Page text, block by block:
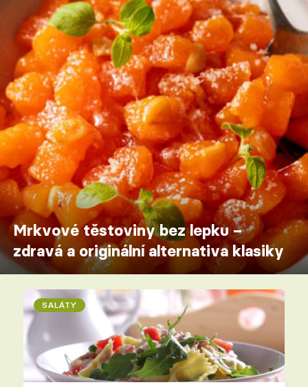
Mrkvové těstoviny bez lepku –
zdravá a originální alternativa klasiky
SALÁTY